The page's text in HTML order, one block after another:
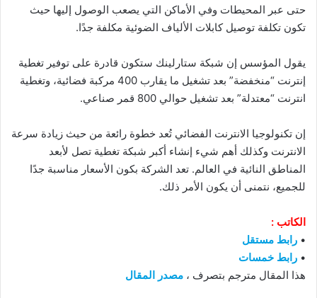
حتى عبر المحيطات وفي الأماكن التي يصعب الوصول إليها حيث
تكون تكلفة توصيل كابلات الألياف الضوئية مكلفة جدًا.
يقول المؤسس إن شبكة ستارلينك ستكون قادرة على توفير تغطية
إنترنت “منخفضة” بعد تشغيل ما يقارب 400 مركبة فضائية، وتغطية
انترنت “معتدلة” بعد تشغيل حوالي 800 قمر صناعي.
إن تكنولوجيا الانترنت الفضائي تُعد خطوة رائعة من حيث زيادة سرعة
الانترنت وكذلك أهم شيء إنشاء أكبر شبكة تغطية تصل لأبعد
المناطق النائية في العالم. تعد الشركة بكون الأسعار مناسبة جدًا
للجميع، نتمنى أن يكون الأمر ذلك.
الكاتب :
• رابط مستقل
• رابط خمسات
هذا المقال مترجم بتصرف ، مصدر المقال